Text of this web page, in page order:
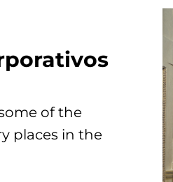
of the
places in the